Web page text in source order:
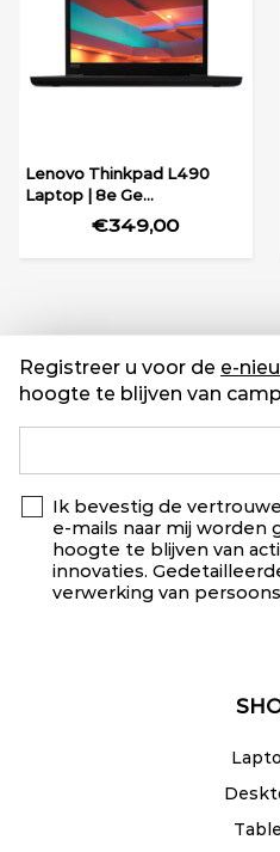
Lenovo Thinkpad L490
Laptop | 8e Ge...
€349,00
Registreer u voor de e-
hoogte te blijven van
Ik bevestig de
e-mails naar mij worden
hoogte te blijven van
innovaties.
verwerking van